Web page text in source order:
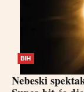
BIH
Nebeski